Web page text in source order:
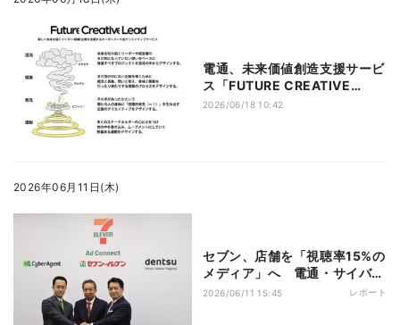
電通、未来価値創造支援サービ
ス「FUTURE CREATIVE
LEAD」を本格提供
2026/06/18 10:42
2026年06月11日(木)
セブン、店舗を「視聴率15%の
メディア」へ 電通・サイバー
と新会社
2026/06/11 15:45 レポート